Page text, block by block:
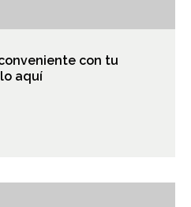
con tu
aquí